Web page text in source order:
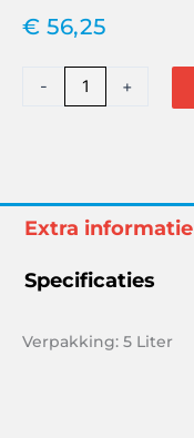
€ 56,25
-
Valvoline
Synpower
Motor
Oil
872552
+
Extra informatie
Specificaties
Verpakking: 5 Liter